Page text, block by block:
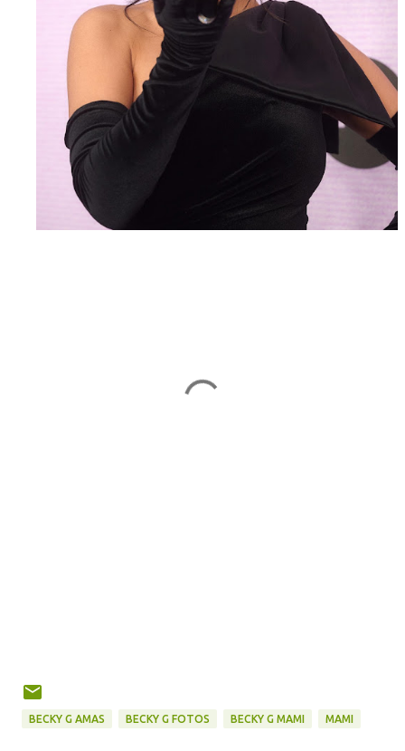
BECKY G AMAS BECKY G FOTOS BECKY G MAMI MAMI